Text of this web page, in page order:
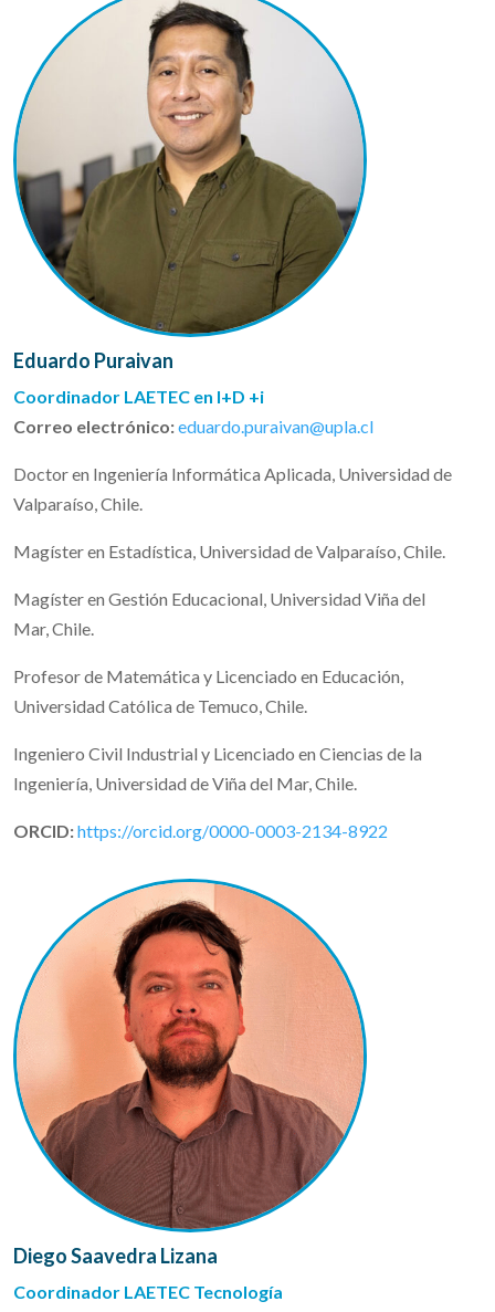
Eduardo Puraivan
Coordinador LAETEC en I+D +i
Correo electrónico:eduardo.puraivan@upla.cl
Doctor en Ingeniería Informática Aplicada, Universidad de
Valparaíso, Chile.
Magíster en Estadística, Universidad de Valparaíso, Chile.
Magíster en Gestión Educacional, Universidad Viña del
Mar, Chile.
Profesor de Matemática y Licenciado en Educación,
Universidad Católica de Temuco, Chile.
Ingeniero Civil Industrial y Licenciado en Ciencias de la
Ingeniería, Universidad de Viña del Mar, Chile.
ORCID:https://orcid.org/0000-0003-2134-8922
Diego Saavedra Lizana
Coordinador LAETEC Tecnología